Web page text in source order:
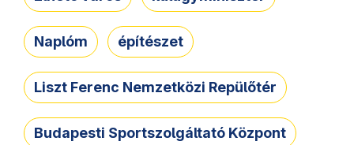
Naplóm építészet
Liszt Ferenc Nemzetközi Repülőtér
Budapesti Sportszolgáltató Központ